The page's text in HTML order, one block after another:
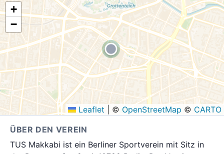
+
−
Leaflet © OpenStreetMap © CARTO
ÜBER DEN VEREIN
TUS Makkabi ist ein Berliner Sportverein mit Sitz in